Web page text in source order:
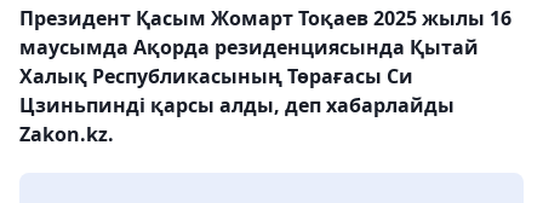
Президент Қасым Жомарт Тоқаев 2025 жылы 16
маусымда Ақорда резиденциясында Қытай
Халық Республикасының Төрағасы Си
Цзиньпинді қарсы алды, деп хабарлайды
Zakon.kz.